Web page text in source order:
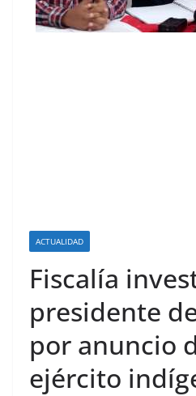
ACTUALIDAD
Fiscalía
presidente
por anuncio
ejército